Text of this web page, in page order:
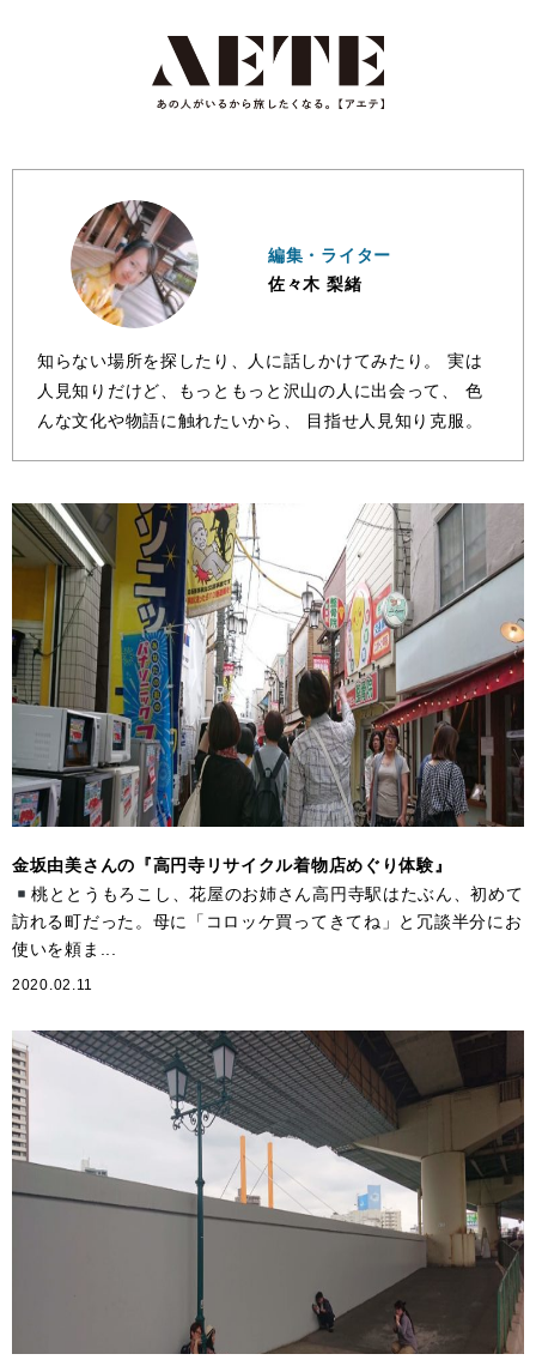
編集・ライター
佐々木 梨緒
知らない場所を探したり、人に話しかけてみたり。 実は
人見知りだけど、もっともっと沢山の人に出会って、 色
んな文化や物語に触れたいから、 目指せ人見知り克服。
金坂由美さんの『高円寺リサイクル着物店めぐり体験』
桃ととうもろこし、花屋のお姉さん高円寺駅はたぶん、初めて
訪れる町だった。母に「コロッケ買ってきてね」と冗談半分にお
使いを頼ま...
2020.02.11